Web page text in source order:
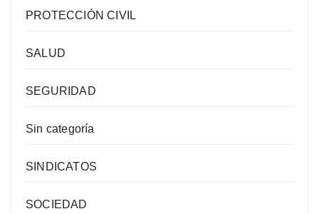
PROTECCIÓN CIVIL
SALUD
SEGURIDAD
Sin categoría
SINDICATOS
SOCIEDAD